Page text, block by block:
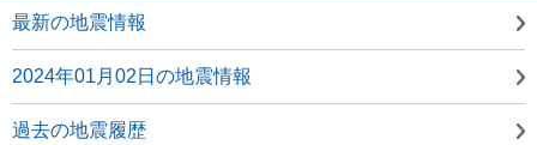
最新の地震情報
2024年01月02日の地震情報
過去の地震履歴